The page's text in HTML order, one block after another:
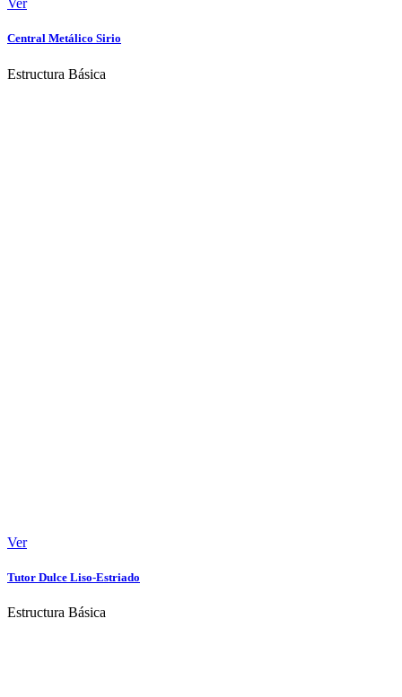
Ver
Central Metálico Sirio
Estructura Básica
Ver
Tutor Dulce Liso-Estriado
Estructura Básica